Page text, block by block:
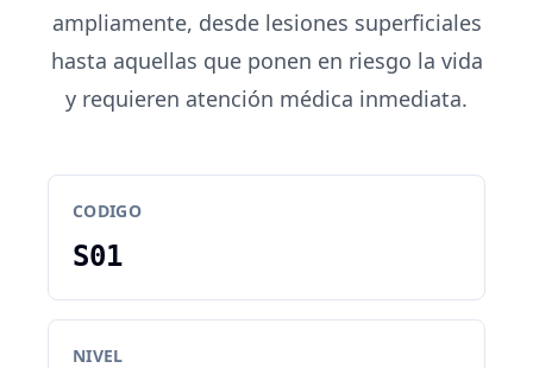
ampliamente, desde lesiones superficiales
hasta aquellas que ponen en riesgo la vida
y requieren atención médica inmediata.
CODIGO
S01
NIVEL